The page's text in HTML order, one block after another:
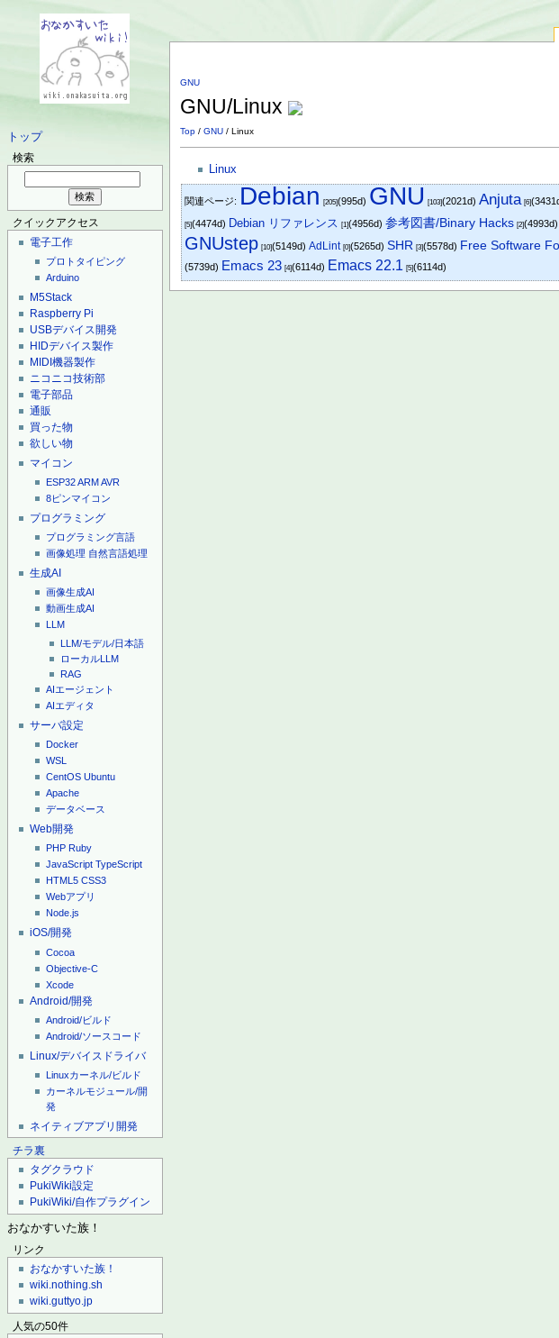
トップ
検索
クイックアクセス
電子工作
プロトタイピング
Arduino
M5Stack
Raspberry Pi
USBデバイス開発
HIDデバイス製作
MIDI機器製作
ニコニコ技術部
電子部品
通販
買った物
欲しい物
マイコン
ESP32ARMAVR
8ピンマイコン
プログラミング
プログラミング言語
画像処理 自然言語処理
生成AI
画像生成AI
動画生成AI
LLM
LLM/モデル/日本語
ローカルLLM
RAG
AIエージェント
AIエディタ
サーバ設定
Docker
WSL
CentOS Ubuntu
Apache
データベース
Web開発
PHP Ruby
JavaScript TypeScript
HTML5 CSS3
Webアプリ
Node.js
iOS/開発
Cocoa
Objective-C
Xcode
Android/開発
Android/ビルド
Android/ソースコード
Linux/デバイスドライバ
Linuxカーネル/ビルド
カーネルモジュール/開
発
ネイティブアプリ開発
チラ裏
タグクラウド
PukiWiki設定
PukiWiki/自作プラグイン
おなかすいた族！
リンク
おなかすいた族！
wiki.nothing.sh
wiki.guttyo.jp
人気の50件
GNU
GNU/Linux
Top /GNU / Linux
Linux
関連ページ: Debian [205](995d) GNU [103](2021d)Anjuta [6]
[5](4474d) Debian リファレンス [1](4956d)参考図書/Binary Hacks [2](4993d)
GNUstep [10](5149d)AdLint [0](5265d)SHR [3](5578d) Free Software
(5739d) Emacs 23 [4](6114d) Emacs 22.1 [5](6114d)